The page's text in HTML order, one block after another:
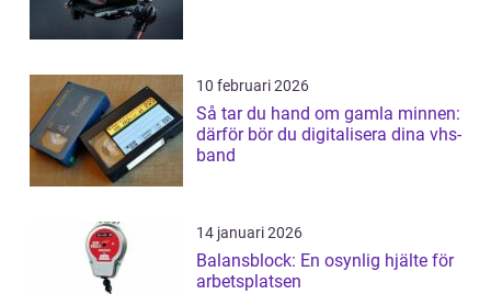
10 februari 2026
Så tar du hand om gamla minnen:
därför bör du digitalisera dina vhs-
band
14 januari 2026
Balansblock: En osynlig hjälte för
arbetsplatsen